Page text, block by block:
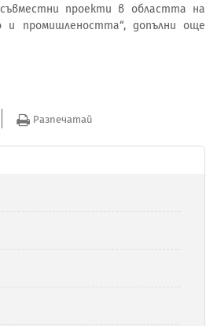
проекти в областта на
и промишлеността“, допълни още
Разпечатай